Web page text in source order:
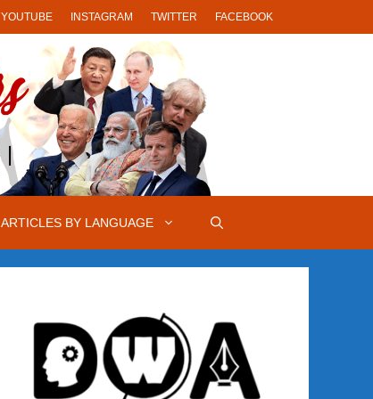
YOUTUBE INSTAGRAM TWITTER FACEBOOK
ARTICLES BY LANGUAGE